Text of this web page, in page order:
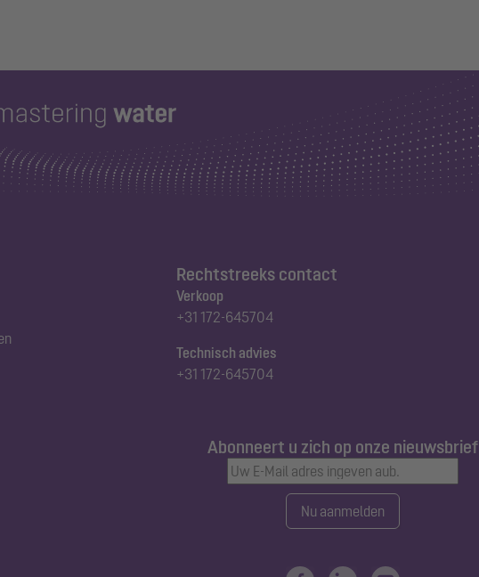
Rechtstreeks contact
Verkoop
+31 172-645704
Technisch advies
+31 172-645704
Abonneert u zich op onze nieuwsbrief
Nu aanmelden